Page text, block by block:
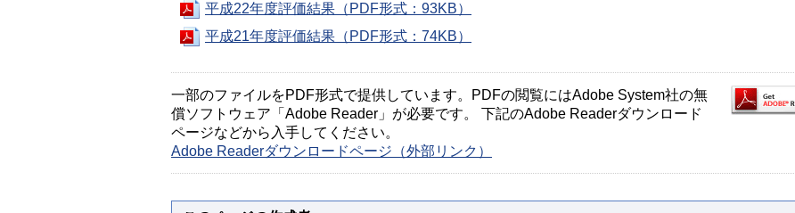
平成22年度評価結果（PDF形式：93KB）
平成21年度評価結果（PDF形式：74KB）
一部のファイルをPDF形式で提供しています。PDFの閲覧にはAdobe System社の無
償ソフトウェア「Adobe Reader」が必要です。 下記のAdobe Readerダウンロード
ページなどから入手してください。
Adobe Readerダウンロードページ（外部リンク）